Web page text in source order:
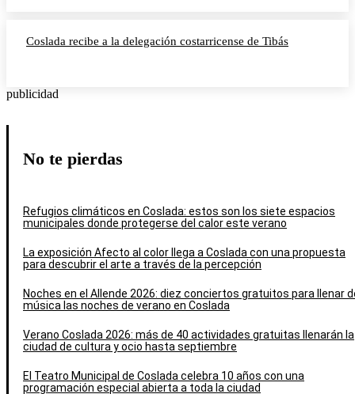
Coslada recibe a la delegación costarricense de Tibás
publicidad
No te pierdas
Refugios climáticos en Coslada: estos son los siete espacios
municipales donde protegerse del calor este verano
La exposición Afecto al color llega a Coslada con una propuesta
para descubrir el arte a través de la percepción
Noches en el Allende 2026: diez conciertos gratuitos para llenar
música las noches de verano en Coslada
Verano Coslada 2026: más de 40 actividades gratuitas llenarán la
ciudad de cultura y ocio hasta septiembre
El Teatro Municipal de Coslada celebra 10 años con una
programación especial abierta a toda la ciudad